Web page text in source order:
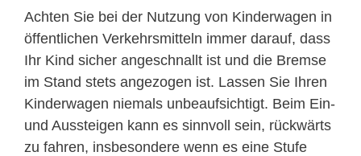
Achten Sie bei der Nutzung von Kinderwagen in
öffentlichen Verkehrsmitteln immer darauf, dass
Ihr Kind sicher angeschnallt ist und die Bremse
im Stand stets angezogen ist. Lassen Sie Ihren
Kinderwagen niemals unbeaufsichtigt. Beim Ein-
und Aussteigen kann es sinnvoll sein, rückwärts
zu fahren, insbesondere wenn es eine Stufe